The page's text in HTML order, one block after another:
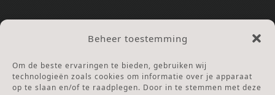
Beheer toestemming
Om de beste ervaringen te bieden, gebruiken wij
technologieën zoals cookies om informatie over je apparaat
op te slaan en/of te raadplegen. Door in te stemmen met deze
REKENINGNUMMERS
NL25INGB0000672168
Ga naar Doneren